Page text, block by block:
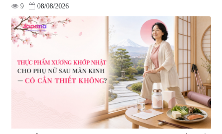
Nước uống Collagen Shinnippai
Top 5.000mg (Hộp 10 chai x
| 128.720
693.000 đ
9
08/08/2026